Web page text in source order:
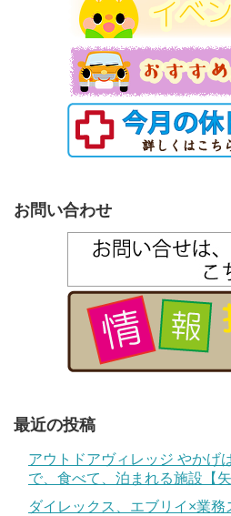
お問い合わせ
最近の投稿
アウトドアヴィレッジ やか
で、食べて、泊まれる施設【
ダイレックス、エブリイ×業